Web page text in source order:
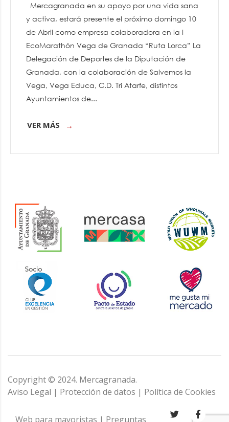
Mercagranada en su apoyo por una vida sana
y activa, estará presente el próximo domingo 10
de Abril como empresa colaboradora en la I
EcoMarathón Vega de Granada “Ruta Lorca” La
Delegación de Deportes de la Diputación de
Granada, con la colaboración de Salvemos la
Vega, Vega Educa, C.D. Tri Atarfe, distintos
Ayuntamientos de...
VER MÁS
Copyright © 2024. Mercagranada.
Aviso Legal | Protección de datos | Política de Cookies
Web para mayoristas | Preguntas